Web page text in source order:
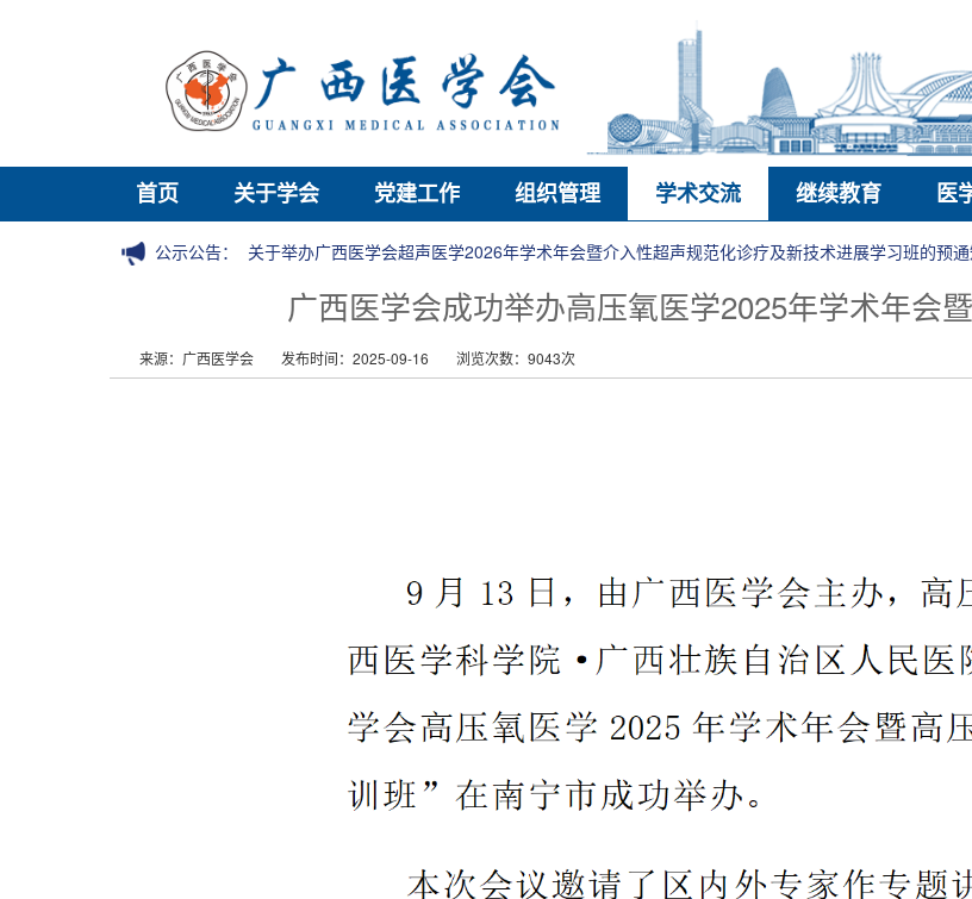
首页 关于学会 党建工作 组织管理 学术交流 继续教育 医
公示公告： 关于举办广西医学会超声医学2026年学术年会暨介入性超声规范化诊疗及新技术进展学习班的预
广西医学会成功举办高压氧医学2025年学术年会
来源：广西医学会 发布时间：2025-09-16 浏览次数：9043次